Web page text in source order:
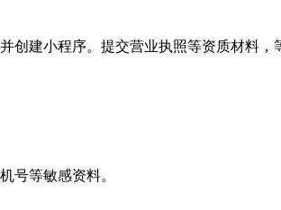
建小程序。提交营业执照等资质材料，
号等敏感资料。